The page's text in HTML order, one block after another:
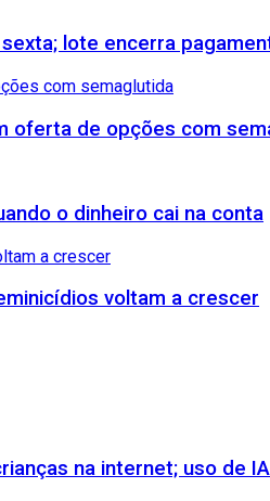
lote encerra
oferta de opções com
o dinheiro cai na conta
voltam a crescer
na internet; uso de